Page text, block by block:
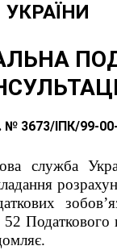
УКРАЇНИ
№ 3673/ІПК/99-
служба
Податкового